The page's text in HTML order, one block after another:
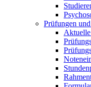
Prüfungen